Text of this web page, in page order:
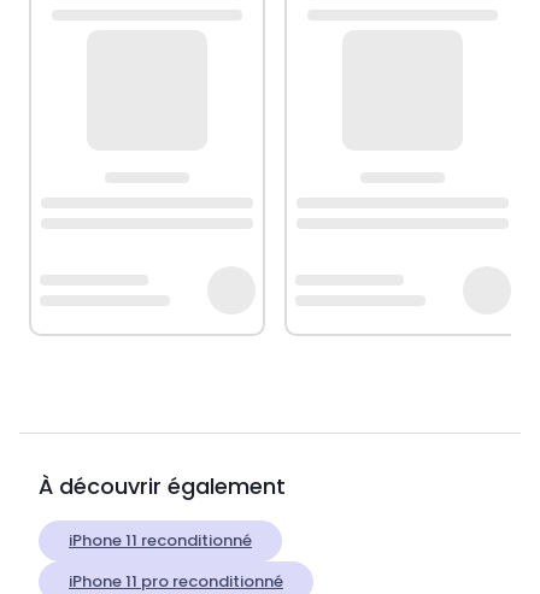
À découvrir également
iPhone 11 reconditionné
iPhone 11 pro reconditionné